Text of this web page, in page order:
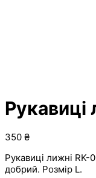
Рукавиці
350 ₴
Рукавиці лижні RK-
добрий. Розмір L.